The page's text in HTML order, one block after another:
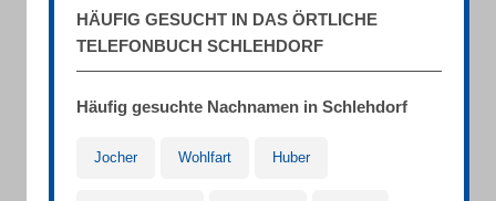
HÄUFIG GESUCHT IN DAS ÖRTLICHE
TELEFONBUCH SCHLEHDORF
Häufig gesuchte Nachnamen in Schlehdorf
Jocher Wohlfart Huber